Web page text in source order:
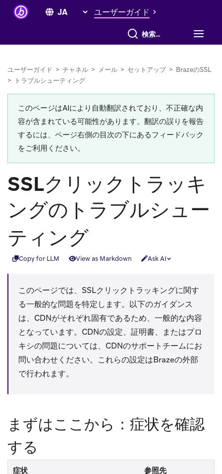
ユーザーガイド
すべて検索
ユーザーガイド > チャネル > メール > セットアップ> BrazeのSSL
>
トラブルシューティング
このページはAIにより自動翻訳されており、不正確な内
容が含まれている可能性があります。翻訳の誤りを報告
するには、ページ右側の目次の下にあるフィードバック
をご利用ください。
SSLクリックトラッキ
ングのトラブルシュー
ティング
Copy for LLM View as Markdown Ask AI
このページでは、SSLクリックトラッキングに関す
る一般的な問題を特定します。以下のガイダンス
は、CDNがそれぞれ固有であるため、一般的な内容
となっています。CDNの設定、証明書、またはプロ
キシの問題については、CDNのサポートチームにお
問い合わせください。これらの設定はBrazeの外部
で行われます。
まずはここから：症状を確認
する
症状 参照先